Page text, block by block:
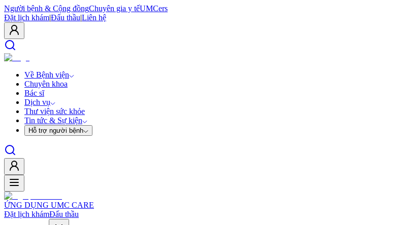
Người bệnh & Cộng đồngChuyên gia y tếUMCers
Đặt lịch khám|Đấu thầu|Liên hệ
Về Bệnh viện
Chuyên khoa
Bác sĩ
Dịch vụ
Thư viện sức khỏe
Tin tức & Sự kiện
Hỗ trợ người bệnh
ỨNG DỤNG UMC CARE
Đặt lịch khámĐấu thầu